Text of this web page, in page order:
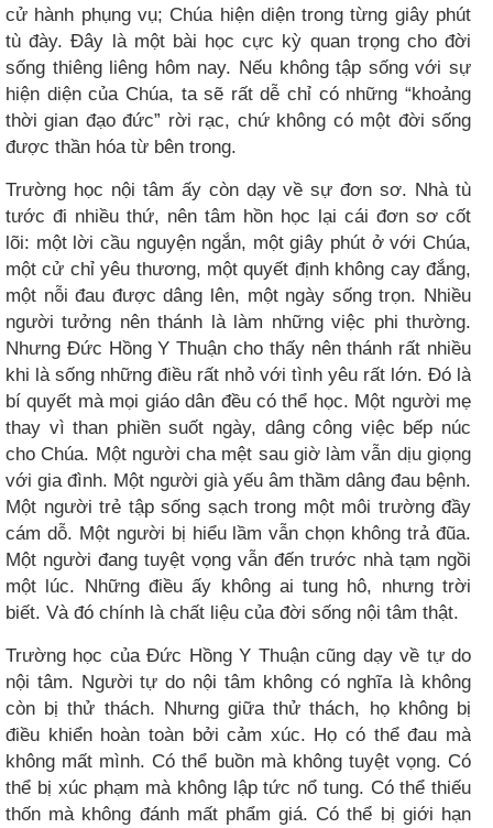
cử hành phụng vụ; Chúa hiện diện trong từng giây phút
tù đày. Đây là một bài học cực kỳ quan trọng cho đời
sống thiêng liêng hôm nay. Nếu không tập sống với sự
hiện diện của Chúa, ta sẽ rất dễ chỉ có những “khoảng
thời gian đạo đức” rời rạc, chứ không có một đời sống
được thần hóa từ bên trong.
Trường học nội tâm ấy còn dạy về sự đơn sơ. Nhà tù
tước đi nhiều thứ, nên tâm hồn học lại cái đơn sơ cốt
lõi: một lời cầu nguyện ngắn, một giây phút ở với Chúa,
một cử chỉ yêu thương, một quyết định không cay đắng,
một nỗi đau được dâng lên, một ngày sống trọn. Nhiều
người tưởng nên thánh là làm những việc phi thường.
Nhưng Đức Hồng Y Thuận cho thấy nên thánh rất nhiều
khi là sống những điều rất nhỏ với tình yêu rất lớn. Đó là
bí quyết mà mọi giáo dân đều có thể học. Một người mẹ
thay vì than phiền suốt ngày, dâng công việc bếp núc
cho Chúa. Một người cha mệt sau giờ làm vẫn dịu giọng
với gia đình. Một người già yếu âm thầm dâng đau bệnh.
Một người trẻ tập sống sạch trong một môi trường đầy
cám dỗ. Một người bị hiểu lầm vẫn chọn không trả đũa.
Một người đang tuyệt vọng vẫn đến trước nhà tạm ngồi
một lúc. Những điều ấy không ai tung hô, nhưng trời
biết. Và đó chính là chất liệu của đời sống nội tâm thật.
Trường học của Đức Hồng Y Thuận cũng dạy về tự do
nội tâm. Người tự do nội tâm không có nghĩa là không
còn bị thử thách. Nhưng giữa thử thách, họ không bị
điều khiển hoàn toàn bởi cảm xúc. Họ có thể đau mà
không mất mình. Có thể buồn mà không tuyệt vọng. Có
thể bị xúc phạm mà không lập tức nổ tung. Có thể thiếu
thốn mà không đánh mất phẩm giá. Có thể bị giới hạn